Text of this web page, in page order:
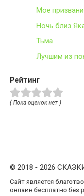
Мое
Ночь близ
Тьма
Лучшим из
Рейтинг
( Пока оценок нет )
© 2018 - 2026
Сайт является
онлайн бесплатно без